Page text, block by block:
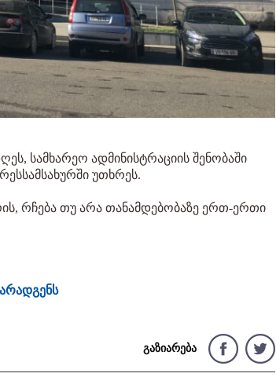
სამხარეო ადმინისტრაციის შენობაში
უთხრეს.
რჩება თუ არა თანამდებობაზე ერთ-ერთი
გაზიარება